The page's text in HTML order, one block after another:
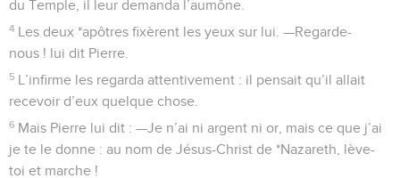
du Temple, il leur demanda l’aumône.
4 Les deux *apôtres fixèrent les yeux sur lui. —Regarde-
nous ! lui dit Pierre.
5 L’infirme les regarda attentivement : il pensait qu’il allait
recevoir d’eux quelque chose.
6 Mais Pierre lui dit : —Je n’ai ni argent ni or, mais ce que j’ai
je te le donne : au nom de Jésus-Christ de *Nazareth, lève-
toi et marche !